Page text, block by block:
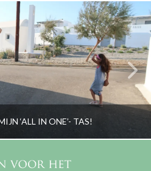
‘ALL IN ONE’- TAS!